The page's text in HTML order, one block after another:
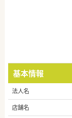
基本情報
法人名
店舗名